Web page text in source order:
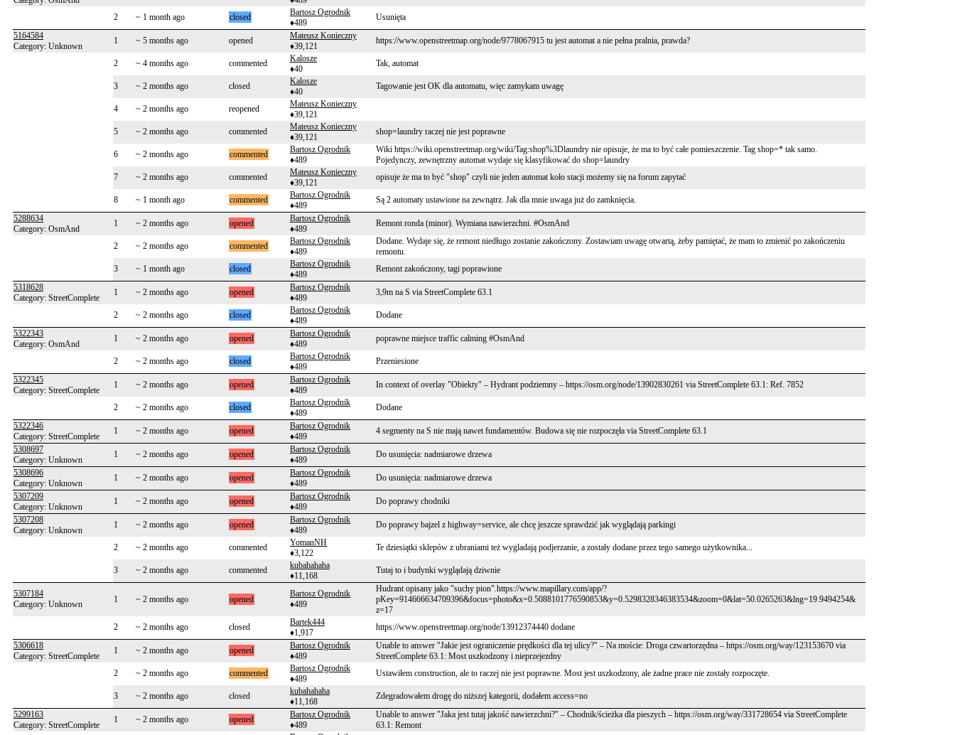
2 ~ 1 month ago closed
Bartosz Ogrodnik
♦489
Usunięta
5164584
Category: Unknown
1 ~ 5 months ago opened
Mateusz Konieczny
♦39,121
https://www.openstreetmap.org/node/9778067915 tu jest automat a nie pełna pralnia, prawda?
2 ~ 4 months ago commented
Kalosze
♦40
Tak, automat
3 ~ 2 months ago closed
Kalosze
♦40
Tagowanie jest OK dla automatu, więc zamykam uwagę
4 ~ 2 months ago reopened
Mateusz Konieczny
♦39,121
5
~ 2 months ago commented
Mateusz Konieczny
♦39,121
shop=laundry raczej nie jest poprawne
6 ~ 2 months ago commented
Bartosz Ogrodnik
♦489
Wiki https://wiki.openstreetmap.org/wiki/Tag:shop%3Dlaundry nie opisuje, że ma to być całe pomieszczenie. Tag shop=* tak samo.
Pojedynczy, zewnętrzny automat wydaje się klasyfikować do shop=laundry
7
~ 2 months ago commented
Mateusz Konieczny
♦39,121
opisuje że ma to być "shop" czyli nie jeden automat koło stacji możemy się na forum zapytać
8 ~ 1 month ago commented
Bartosz Ogrodnik
♦489
Są 2 automaty ustawione na zewnątrz. Jak dla mnie uwaga już do zamknięcia.
5288634
Category: OsmAnd
1 ~ 2 months ago opened
Bartosz Ogrodnik
♦489
Remont ronda (minor). Wymiana nawierzchni. #OsmAnd
2 ~ 2 months ago commented
Bartosz Ogrodnik
♦489
Dodane. Wydaje się, że remont niedługo zostanie zakończony. Zostawiam uwagę otwartą, żeby pamiętać, że mam to zmienić po zakończeniu
remontu.
3
~ 1 month ago closed
Bartosz Ogrodnik
♦489
Remont zakończony, tagi poprawione
5318628
Category: StreetComplete
1 ~ 2 months ago opened
Bartosz Ogrodnik
♦489
3,9m na S via StreetComplete 63.1
2 ~ 2 months ago closed
Bartosz Ogrodnik
♦489
Dodane
5322343
Category: OsmAnd
1 ~ 2 months ago opened
Bartosz Ogrodnik
♦489
poprawne miejsce traffic calming #OsmAnd
2 ~ 2 months ago closed
Bartosz Ogrodnik
♦489
Przeniesione
5322345
Category: StreetComplete
1 ~ 2 months ago opened
Bartosz Ogrodnik
♦489
In context of overlay "Obiekty" – Hydrant podziemny – https://osm.org/node/13902830261 via StreetComplete 63.1: Ref. 7852
2 ~ 2 months ago closed
Bartosz Ogrodnik
♦489
Dodane
5322346
Category: StreetComplete
1 ~ 2 months ago opened
Bartosz Ogrodnik
♦489
4 segmenty na S nie mają nawet fundamentów. Budowa się nie rozpoczęła via StreetComplete 63.1
5308697
Category: Unknown
1 ~ 2 months ago opened
Bartosz Ogrodnik
♦489
Do usunięcia: nadmiarowe drzewa
5308696
Category: Unknown
1 ~ 2 months ago opened
Bartosz Ogrodnik
♦489
Do usunięcia: nadmiarowe drzewa
5307209
Category: Unknown
1 ~ 2 months ago opened
Bartosz Ogrodnik
♦489
Do poprawy chodniki
5307208
Category: Unknown
1 ~ 2 months ago opened
Bartosz Ogrodnik
♦489
Do poprawy bajzel z highway=service, ale chcę jeszcze sprawdzić jak wyglądają parkingi
2 ~ 2 months ago commented
YomanNH
♦3,122
Te dziesiątki sklepów z ubraniami też wygladają podjerzanie, a zostały dodane przez tego samego użytkownika...
3 ~ 2 months ago commented
kubahahaha
♦11,168
Tutaj to i budynki wyglądają dziwnie
5307184
Category: Unknown
1 ~ 2 months ago opened
Bartosz Ogrodnik
♦489
Hudrant opisany jako "suchy pion".https://www.mapillary.com/app/?
pKey=914666634709396&focus=photo&x=0.5088101776590853&y=0.5298328346383534&zoom=0&lat=50.0265263&lng=19.9494254&
z=17
2
~ 2 months ago closed
Bartek444
♦1,917
https://www.openstreetmap.org/node/13912374440 dodane
5306618
Category: StreetComplete
1 ~ 2 months ago opened
Bartosz Ogrodnik
♦489
Unable to answer "Jakie jest ograniczenie prędkości dla tej ulicy?" – Na moście: Droga czwartorzędna – https://osm.org/way/123153670 via
StreetComplete 63.1: Most uszkodzony i nieprzejezdny
2
~ 2 months ago commented
Bartosz Ogrodnik
♦489
Ustawiłem construction, ale to raczej nie jest poprawne. Most jest uszkodzony, ale żadne prace nie zostały rozpoczęte.
3 ~ 2 months ago closed
kubahahaha
♦11,168
Zdegradowałem drogę do niższej kategorii, dodałem access=no
5299163
Category: StreetComplete
1 ~ 2 months ago opened
Bartosz Ogrodnik
♦489
Unable to answer "Jaka jest tutaj jakość nawierzchni?" – Chodnik/ścieżka dla pieszych – https://osm.org/way/331728654 via StreetComplete
63.1: Remont